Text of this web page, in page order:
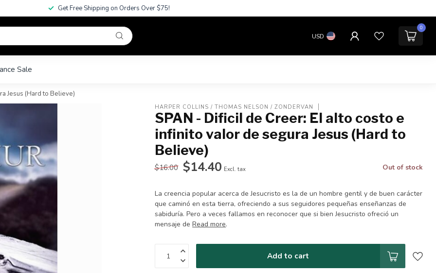
Get Free Shipping on Orders Over $75!
USD
0
Sale
Jesus (Hard to Believe)
HARPER COLLINS / THOMAS NELSON / ZONDERVAN
SPAN - Dificil de Creer: El alto costo e
infinito valor de segura Jesus (Hard to
Believe)
$16.00 $14.40 Excl. tax Out of stock
La creencia popular acerca de Jesucristo es la de un hombre gentil y de buen carácter
que caminó en esta tierra, ofreciendo a sus seguidores pequeñas enseñanzas de
sabiduría. Pero a veces fallamos en reconocer que si bien Jesucristo ofreció un
mensaje deRead more.
Add to cart